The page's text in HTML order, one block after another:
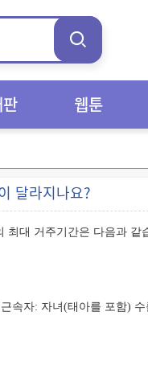
웹툰
달라지나요?
최대 거주기간은 다음과 같
속자: 자녀(태아를 포함)